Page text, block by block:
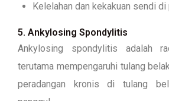
Kelelahan dan kekakuan sendi di
5. Ankylosing Spondylitis
Ankylosing spondylitis adalah
terutama mempengaruhi tulang
peradangan kronis di tulang